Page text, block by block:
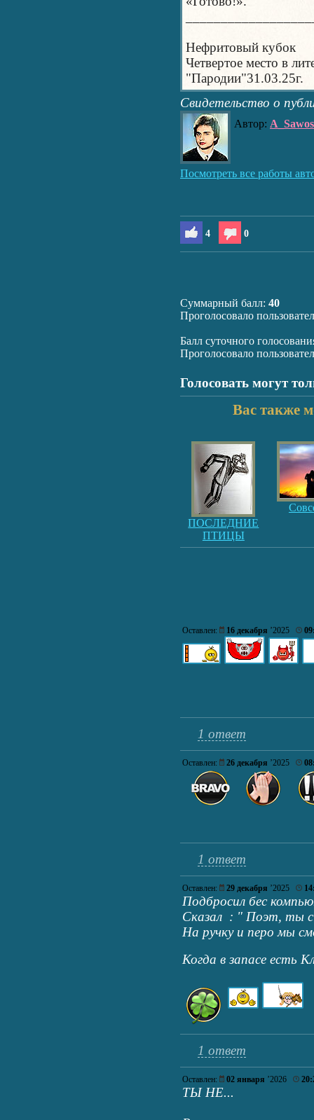
Нефритовый кубок
Четвертое место в
"Пародии"31.03.25г.
Свидетельство о
Автор:
Посмотреть все работы
4 0
Суммарный балл: 40
Проголосовало
Балл суточного
Проголосовало
Голосовать могут
Вас также
ПОСЛЕДНИЕ
ПТИЦЫ
Оставлен: 16 декабря ’2025
1 ответ
Оставлен: 26 декабря ’2025
1 ответ
Оставлен: 29 декабря ’2025
Подбросил бес
Сказал : " Поэт, ты
На ручку и перо мы
Когда в запасе есть
1 ответ
Оставлен: 02 января ’2026
ТЫ НЕ...